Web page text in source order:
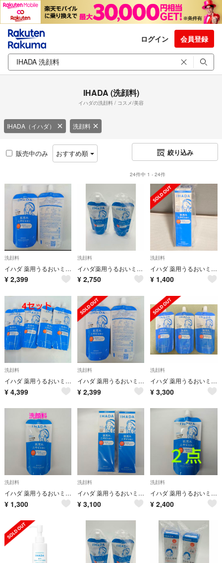
ログイン 会員登録
IHADA (洗顔料)
イハダの洗顔料 / コスメ/美容
IHADA（イハダ） 洗顔料
販売中のみ おすすめ順 絞り込み
24件中 1 - 24件
洗顔料
イハダ 薬用うるおいミルク洗顔料 (レフィル)(120ml) 2点
¥ 2,399
洗顔料
イハダ薬用うるおいミルク洗顔料 （レフィル） 120mlX2
¥ 2,750
洗顔料
イハダ 薬用うるおいミルク洗顔料(140ml)
¥ 1,400
洗顔料
イハダ 薬用うるおいミルク洗顔料 (レフィル)(120ml)4点セット
¥ 4,399
洗顔料
イハダ 薬用うるおいミルク洗顔料 (レフィル)(120ml) 2点
¥ 2,399
洗顔料
イハダ 薬用うるおいミルク洗顔料 (レフィル)(120ml)
¥ 3,300
洗顔料
イハダ 薬用うるおいミルク洗顔料 (レフィル)(120ml)
¥ 1,300
洗顔料
イハダ 薬用うるおいミルク洗顔料(140ml) ２点セット
¥ 3,100
洗顔料
イハダ 薬用うるおいミルク洗顔料 (レフィル)(120ml) ２点
¥ 2,400